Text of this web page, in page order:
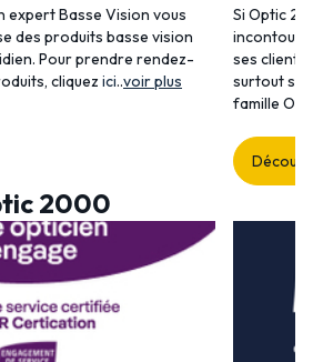
expert Basse Vision vous
des produits basse vision
Pour prendre rendez-
cliquez ici..voir plus
Si Optic
ses
surtout
famille
2000